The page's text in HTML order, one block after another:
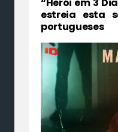
estreia esta
portugueses